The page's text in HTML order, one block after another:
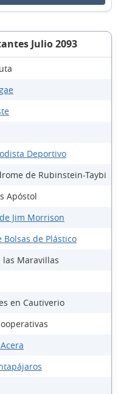
Julio 2093
Deportivo
de Rubinstein-Taybi
Apóstol
Jim Morrison
de Plástico
las Maravillas
en Cautiverio